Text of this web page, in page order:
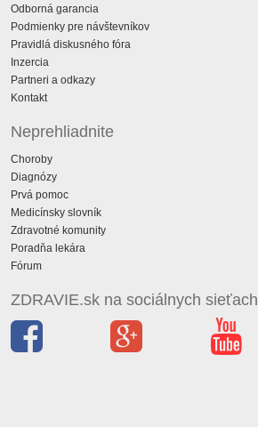
Odborná garancia
Podmienky pre návštevníkov
Pravidlá diskusného fóra
Inzercia
Partneri a odkazy
Kontakt
Neprehliadnite
Choroby
Diagnózy
Prvá pomoc
Medicínsky slovník
Zdravotné komunity
Poradňa lekára
Fórum
ZDRAVIE.sk na sociálnych sieťach